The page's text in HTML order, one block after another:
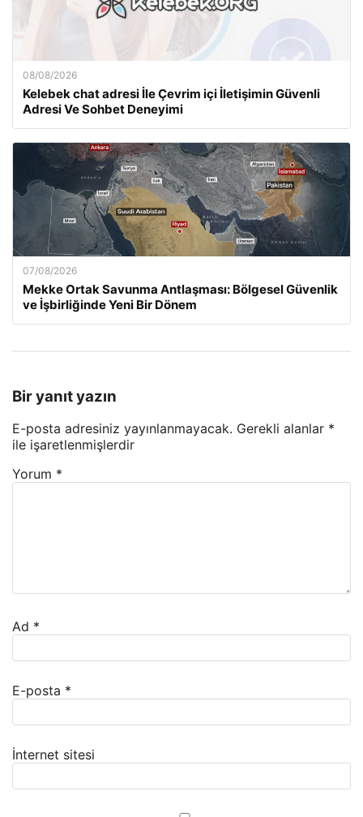
08/08/2026
Kelebek chat adresi İle Çevrim içi İletişimin Güvenli
Adresi Ve Sohbet Deneyimi
07/08/2026
Mekke Ortak Savunma Antlaşması: Bölgesel Güvenlik
ve İşbirliğinde Yeni Bir Dönem
Bir yanıt yazın
E-posta adresiniz yayınlanmayacak. Gerekli alanlar *
ile işaretlenmişlerdir
Yorum *
Ad *
E-posta *
İnternet sitesi